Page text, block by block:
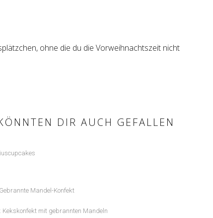
ohne die du die Vorweihnachtszeit nicht
DIR AUCH GEFALLEN
Kekskonfekt mit gebrannten Mandeln